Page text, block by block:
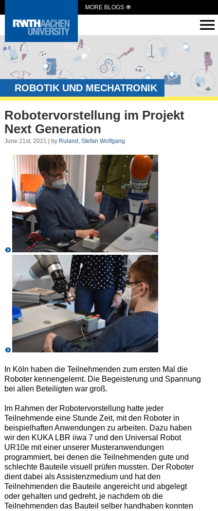
MORE BLOGS
ROBOTIK UND MECHATRONIK
Robotervorstellung im Projekt
Next Generation
June 21st, 2021 | by Ruland, Stefan Wolfgang
In Köln haben die Teilnehmenden zum ersten Mal die
Roboter kennengelernt. Die Begeisterung und Spannung
bei allen Beteiligten war groß.
Im Rahmen der Robotervorstellung hatte jeder
Teilnehmende eine Stunde Zeit, mit den Roboter in
beispielhaften Anwendungen zu arbeiten. Dazu haben
wir den KUKA LBR iiwa 7 und den Universal Robot
UR10e mit einer unserer Musteranwendungen
programmiert, bei denen die Teilnehmenden gute und
schlechte Bauteile visuell prüfen mussten. Der Roboter
dient dabei als Assistenzmedium und hat den
Teilnehmenden die Bauteile angereicht und abgelegt
oder gehalten und gedreht, je nachdem ob die
Teilnehmenden das Bauteil selber handhaben konnten